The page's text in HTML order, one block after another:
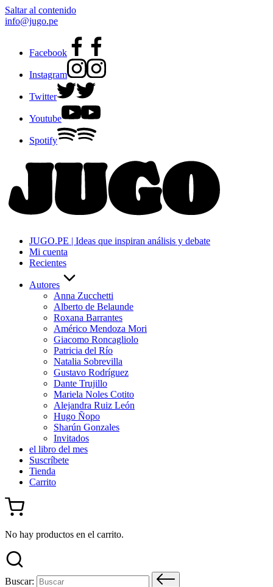
Saltar al contenido
info@jugo.pe
Facebook
Instagram
Twitter
Youtube
Spotify
JUGO.PE | Ideas que inspiran análisis y debate
Mi cuenta
Recientes
Autores
Anna Zucchetti
Alberto de Belaunde
Roxana Barrantes
Américo Mendoza Mori
Giacomo Roncagliolo
Patricia del Río
Natalia Sobrevilla
Gustavo Rodríguez
Dante Trujillo
Mariela Noles Cotito
Alejandra Ruiz León
Hugo Ñopo
Sharún Gonzales
Invitados
el libro del mes
Suscríbete
Tienda
Carrito
No hay productos en el carrito.
Buscar: